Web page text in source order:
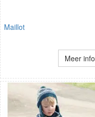
Maillot
Meer info